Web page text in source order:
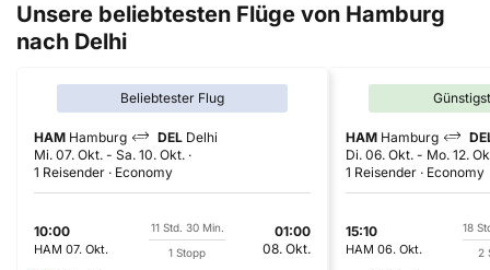
Unsere beliebtesten Flüge von Hamburg
nach Delhi
Beliebtester Flug
HAM Hamburg DEL Delhi
Mi. 07. Okt. - Sa. 10. Okt.
1 Reisender
Economy
10:00
HAM 07. Okt.
11 Std. 30 Min.
1 Stopp
01:00
08. Okt.
HAM Hamburg
Di. 06. Okt. - Mo. 12.
1 Reisender
Economy
15:10
HAM 06. Okt.
18
2